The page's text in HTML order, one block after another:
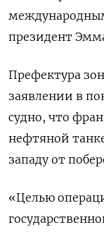
президент
Префектура
заявлении в
судно, что
нефтяной
западу от
«Целью